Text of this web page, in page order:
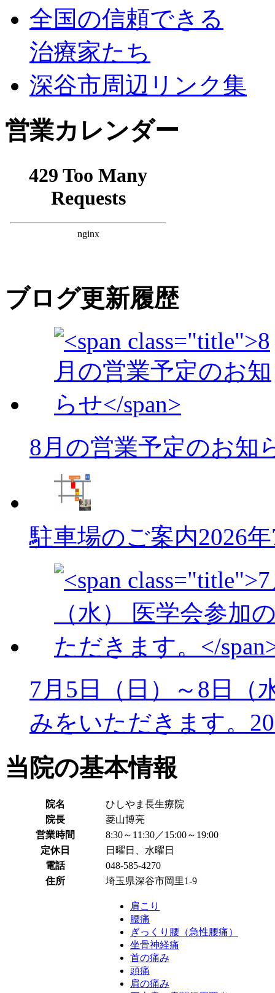
全国の信頼できる
治療家たち
深谷市周辺リンク集
営業カレンダー
ブログ更新履歴
8月の営業予定のお知
駐車場のご案内2026
7月5日（日）～8日（
みをいただきます。
当院の基本情報
院名
ひしやま長生療院
院長
菱山博亮
営業時間
8:30～11:30／15:00～19:00
定休日
日曜日、水曜日
電話
048-585-4270
住所
埼玉県深谷市岡里1-9
肩こり
腰痛
ぎっくり腰（急性腰痛）
坐骨神経痛
首の痛み
頭痛
肩の痛み